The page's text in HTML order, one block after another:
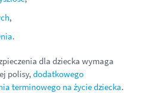
,
.
dla dziecka wymaga
polisy, dodatkowego
terminowego na życie dziecka.